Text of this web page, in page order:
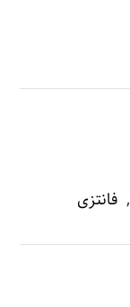
, فانتزی